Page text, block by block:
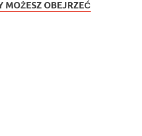
MOŻESZ OBEJRZEĆ